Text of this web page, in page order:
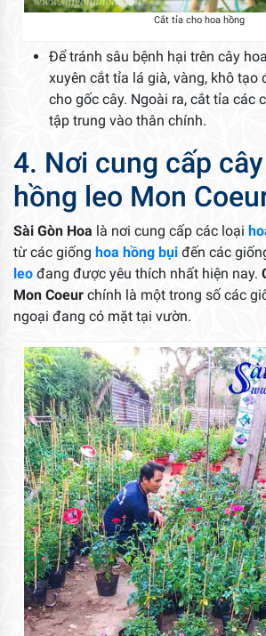
Cắt tỉa cho hoa hồng
Để tránh sâu bệnh hại trên cây
xuyên cắt tỉa lá già, vàng, khô tạo
cho gốc cây. Ngoài ra, cắt tỉa các
tập trung vào thân chính.
4. Nơi cung cấp
hồng leo Mon
Sài Gòn Hoa là nơi cung cấp các loại
từ các giống hoa hồng bụi đến các
leo đang được yêu thích nhất hiện nay.
Mon Coeur chính là một trong số các
ngoại đang có mặt tại vườn.